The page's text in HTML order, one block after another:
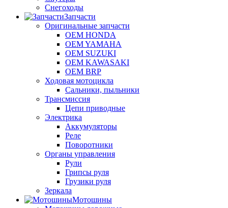
Снегоходы
Запчасти
Оригинальные запчасти
OEM HONDA
OEM YAMAHA
OEM SUZUKI
OEM KAWASAKI
OEM BRP
Ходовая мотоцикла
Сальники, пыльники
Трансмиссия
Цепи приводные
Электрика
Аккумуляторы
Реле
Поворотники
Органы управления
Рули
Грипсы руля
Грузики руля
Зеркала
Мотошины